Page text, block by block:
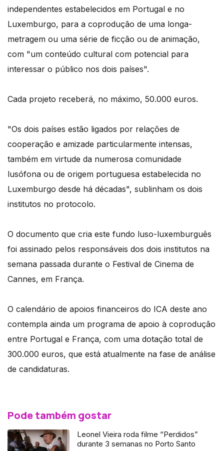
independentes estabelecidos em Portugal e no
Luxemburgo, para a coprodução de uma longa-
metragem ou uma série de ficção ou de animação,
com "um conteúdo cultural com potencial para
interessar o público nos dois países".
Cada projeto receberá, no máximo, 50.000 euros.
"Os dois países estão ligados por relações de
cooperação e amizade particularmente intensas,
também em virtude da numerosa comunidade
lusófona ou de origem portuguesa estabelecida no
Luxemburgo desde há décadas", sublinham os dois
institutos no protocolo.
O documento que cria este fundo luso-luxemburguês
foi assinado pelos responsáveis dos dois institutos na
semana passada durante o Festival de Cinema de
Cannes, em França.
O calendário de apoios financeiros do ICA deste ano
contempla ainda um programa de apoio à coprodução
entre Portugal e França, com uma dotação total de
300.000 euros, que está atualmente na fase de análise
de candidaturas.
Pode também gostar
Leonel Vieira roda filme “Perdidos”
durante 3 semanas no Porto Santo